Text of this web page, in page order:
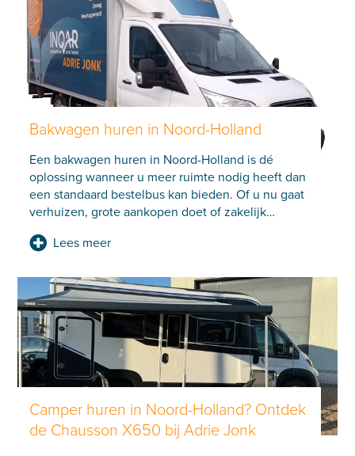
Bakwagen huren in Noord-Holland
Een bakwagen huren in Noord-Holland is dé
oplossing wanneer u meer ruimte nodig heeft dan
een standaard bestelbus kan bieden. Of u nu gaat
verhuizen, grote aankopen doet of zakelijk…
Lees meer
Camper huren in Noord-Holland? Ontdek
de Chausson X650 bij Adrie Jonk